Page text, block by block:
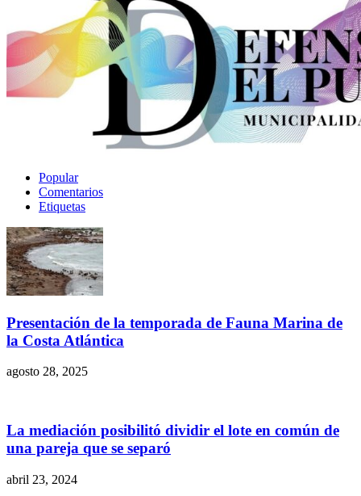
Popular
Comentarios
Etiquetas
Presentación de la temporada de Fauna Marina de
la Costa Atlántica
agosto 28, 2025
La mediación posibilitó dividir el lote en común de
una pareja que se separó
abril 23, 2024